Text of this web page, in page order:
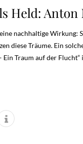
Held:
nachhaltige Wirkung:
diese Träume. Ein
Ein Traum auf der